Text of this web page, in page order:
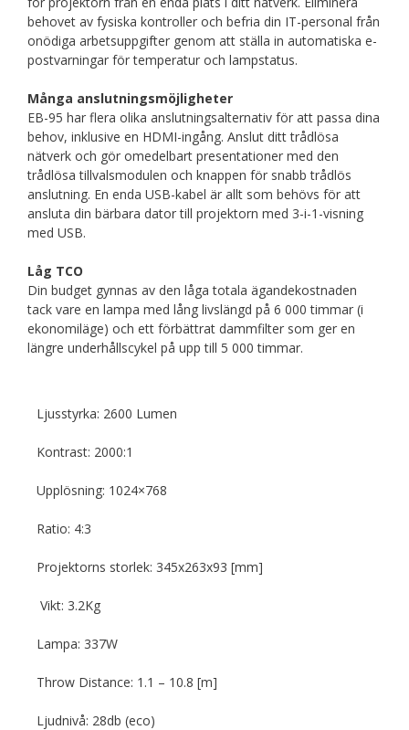
behovet av fysiska kontroller och befria din IT-personal från
onödiga arbetsuppgifter genom att ställa in automatiska e-
postvarningar för temperatur och lampstatus.
Många anslutningsmöjligheter
EB-95 har flera olika anslutningsalternativ för att passa dina
behov, inklusive en HDMI-ingång. Anslut ditt trådlösa
nätverk och gör omedelbart presentationer med den
trådlösa tillvalsmodulen och knappen för snabb trådlös
anslutning. En enda USB-kabel är allt som behövs för att
ansluta din bärbara dator till projektorn med 3-i-1-visning
med USB.
Låg TCO
Din budget gynnas av den låga totala ägandekostnaden
tack vare en lampa med lång livslängd på 6 000 timmar (i
ekonomiläge) och ett förbättrat dammfilter som ger en
längre underhållscykel på upp till 5 000 timmar.
Ljusstyrka: 2600 Lumen
Kontrast: 2000:1
Upplösning: 1024×768
Ratio: 4:3
Projektorns storlek: 345x263x93 [mm]
Vikt: 3.2Kg
Lampa: 337W
Throw Distance: 1.1 – 10.8 [m]
Ljudnivå: 28db (eco)